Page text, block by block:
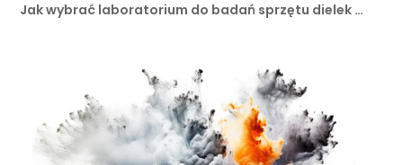
Jak wybrać laboratorium do badań sprzętu dielek …